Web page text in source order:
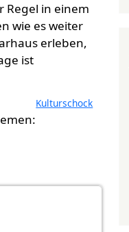
Regel in einem
wie es weiter
erleben,
ist
Kulturschock